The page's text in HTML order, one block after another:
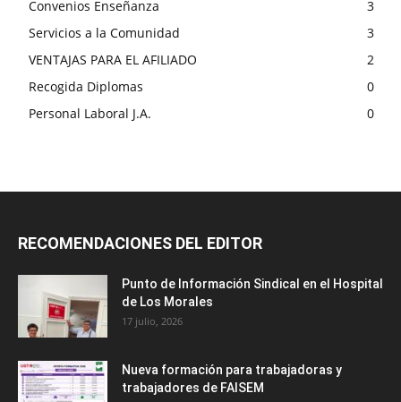
Convenios Enseñanza
3
Servicios a la Comunidad
3
VENTAJAS PARA EL AFILIADO
2
Recogida Diplomas
0
Personal Laboral J.A.
0
RECOMENDACIONES DEL EDITOR
Punto de Información Sindical en el Hospital
de Los Morales
17 julio, 2026
Nueva formación para trabajadoras y
trabajadores de FAISEM